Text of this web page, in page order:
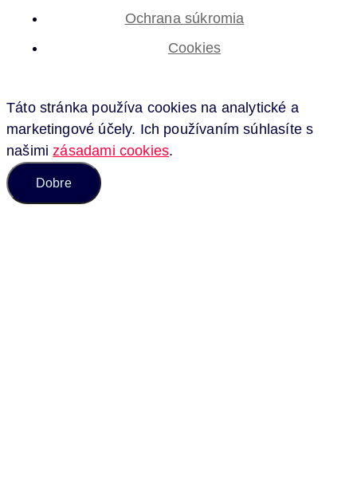
Ochrana súkromia
Cookies
Táto stránka používa cookies na analytické a
marketingové účely. Ich používaním súhlasíte s
našimizásadami cookies.
Dobre